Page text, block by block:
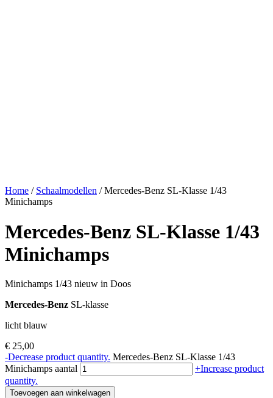
Home / Schaalmodellen / Mercedes-Benz SL-Klasse 1/43
Minichamps
Mercedes-Benz SL-Klasse 1/43
Minichamps
Minichamps 1/43 nieuw in Doos
Mercedes-Benz SL-klasse
licht blauw
€ 25,00
-Decrease product quantity. Mercedes-Benz SL-Klasse 1/43
Minichamps aantal
+Increase product
quantity.
Toevoegen aan winkelwagen